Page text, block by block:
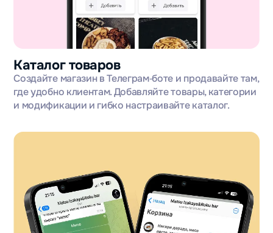
Каталог товаров
Создайте магазин в Телеграм‑боте и продавайте там,
где удобно клиентам. Добавляйте товары, категории
и модификации и гибко настраивайте каталог.